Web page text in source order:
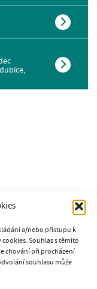
a/nebo přístupu k
Souhlas s těmito
chování při procházení
souhlasu může